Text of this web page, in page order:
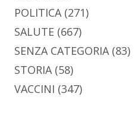
POLITICA(271)
SALUTE (667)
SENZA CATEGORIA(83)
STORIA(58)
VACCINI (347)